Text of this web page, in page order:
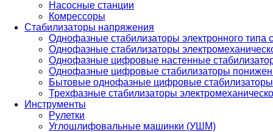
Насосные станции
Комрессоры
Стабилизаторы напряжения
Однофазные стабилизаторы электронного
Однофазные стабилизаторы
Однофазные цифровые настенные
Однофазные цифровые стабилизаторы
Бытовые однофазные цифровые стабилизаторы
Трехфазные стабилизаторы
Инструменты
Рулетки
Углошлифовальные машинки (УШМ)